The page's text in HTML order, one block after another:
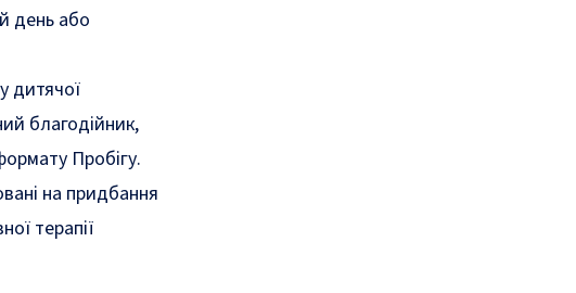
день або
дитячої
благодійник,
Пробігу.
на придбання
терапії